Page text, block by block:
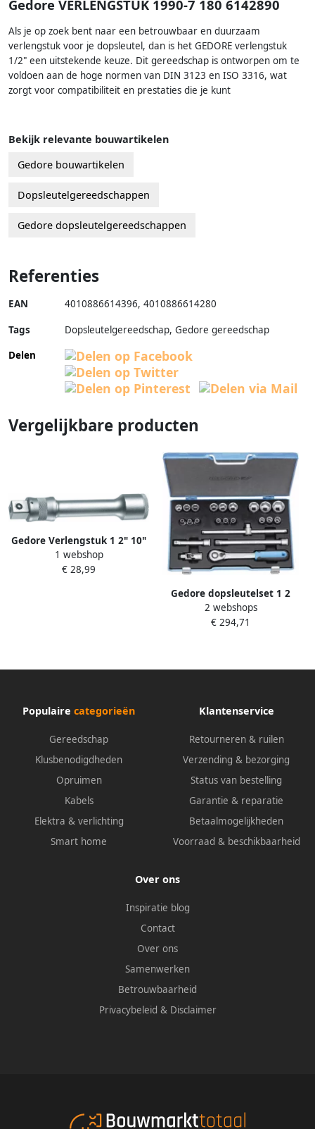
Gedore VERLENGSTUK 1990-7 180 6142890
Als je op zoek bent naar een betrouwbaar en duurzaam
verlengstuk voor je dopsleutel, dan is het GEDORE verlengstuk
1/2" een uitstekende keuze. Dit gereedschap is ontworpen om te
voldoen aan de hoge normen van DIN 3123 en ISO 3316, wat
zorgt voor compatibiliteit en prestaties die je kunt
Bekijk relevante bouwartikelen
Gedore bouwartikelen
Dopsleutelgereedschappen
Gedore dopsleutelgereedschappen
Referenties
EAN 4010886614396, 4010886614280
Tags
Dopsleutelgereedschap, Gedore gereedschap
Delen
Vergelijkbare producten
Gedore Verlengstuk 1 2" 10"
250 MM 1640801
1 webshop
€ 28,99
Gedore dopsleutelset 1 2
inch 8-32mm (23-dlg)
2 webshops
€ 294,71
Populaire categorieën
Gereedschap
Klusbenodigdheden
Opruimen
Kabels
Elektra & verlichting
Smart home
Klantenservice
Retourneren & ruilen
Verzending & bezorging
Status van bestelling
Garantie & reparatie
Betaalmogelijkheden
Voorraad & beschikbaarheid
Over ons
Inspiratie blog
Contact
Over ons
Samenwerken
Betrouwbaarheid
Privacybeleid & Disclaimer